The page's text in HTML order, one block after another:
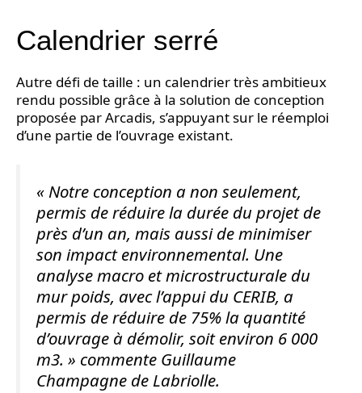
Calendrier serré
Autre défi de taille : un calendrier très ambitieux
rendu possible grâce à la solution de conception
proposée par Arcadis, s’appuyant sur le réemploi
d’une partie de l’ouvrage existant.
« Notre conception a non seulement,
permis de réduire la durée du projet de
près d’un an, mais aussi de minimiser
son impact environnemental. Une
analyse macro et microstructurale du
mur poids, avec l’appui du CERIB, a
permis de réduire de 75% la quantité
d’ouvrage à démolir, soit environ 6 000
m3. » commente Guillaume
Champagne de Labriolle.